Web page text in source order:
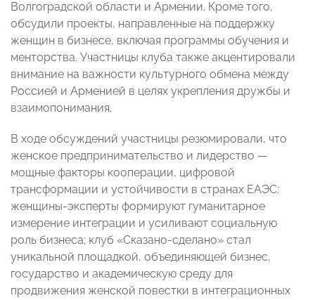
Волгоградской области и Армении. Кроме того,
обсудили проекты, направленные на поддержку
женщин в бизнесе, включая программы обучения и
менторства. Участницы клуба также акцентировали
внимание на важности культурного обмена между
Россией и Арменией в целях укрепления дружбы и
взаимопонимания.
В ходе обсуждений участницы резюмировали, что
женское предпринимательство и лидерство —
мощные факторы кооперации, цифровой
трансформации и устойчивости в странах ЕАЭС;
женщины-эксперты формируют гуманитарное
измерение интеграции и усиливают социальную
роль бизнеса; клуб «Сказано-сделано» стал
уникальной площадкой, объединяющей бизнес,
государство и академическую среду для
продвижения женской повестки в интеграционных